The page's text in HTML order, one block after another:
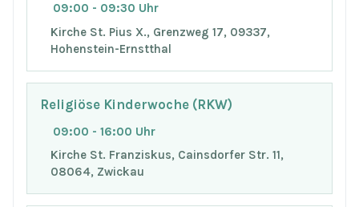
09:00 - 09:30 Uhr
Kirche St. Pius X., Grenzweg 17, 09337,
Hohenstein-Ernstthal
Religiöse Kinderwoche (RKW)
09:00 - 16:00 Uhr
Kirche St. Franziskus, Cainsdorfer Str. 11,
08064, Zwickau